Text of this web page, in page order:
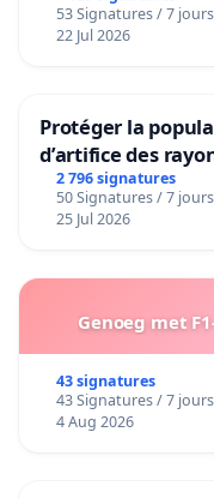
53 Signatures / 7 jours
22 Jul 2026
Protéger la
d’artifice des
2 796 signatures
50 Signatures / 7 jours
25 Jul 2026
Genoeg met
43 signatures
43 Signatures / 7 jours
4 Aug 2026